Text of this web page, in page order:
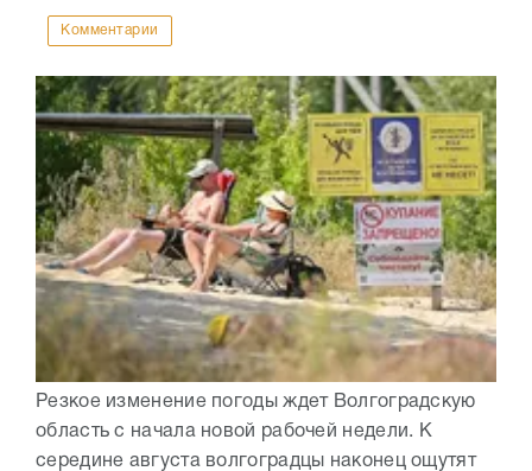
Комментарии
Резкое изменение погоды ждет Волгоградскую
область с начала новой рабочей недели. К
середине августа волгоградцы наконец ощутят